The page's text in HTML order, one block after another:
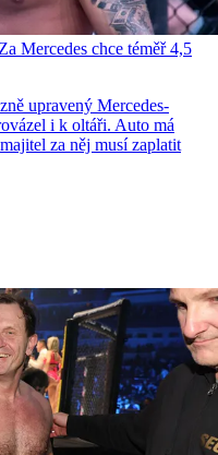
Mercedes chce téměř 4,5
upravený Mercedes-
i k oltáři. Auto má
za něj musí zaplatit